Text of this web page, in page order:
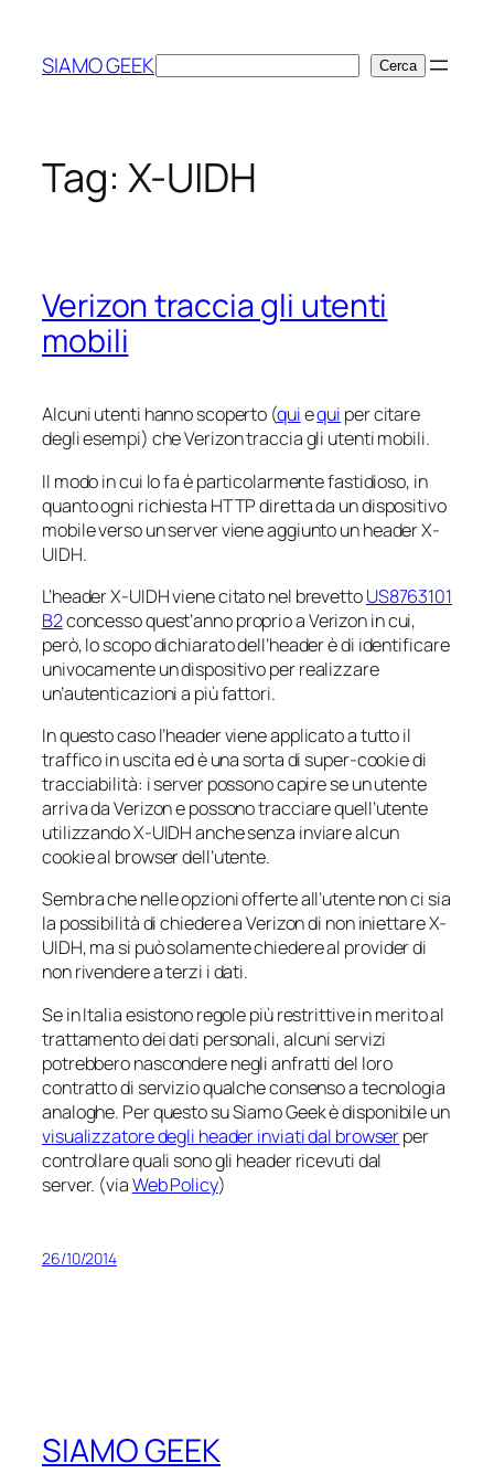
contenuto
SIAMO GEEKCerca Cerca
Tag: X-UIDH
Verizon traccia gli utenti
mobili
Alcuni utenti hanno scoperto (quiequi per citare
degli esempi) che Verizon traccia gli utenti mobili.
Il modo in cui lo fa è particolarmente fastidioso, in
quanto ogni richiesta HTTP diretta da un dispositivo
mobile verso un server viene aggiunto un header X-
UIDH.
L’header X-UIDH viene citato nel brevettoUS8763101
B2concesso quest’anno proprio a Verizon in cui,
però, lo scopo dichiarato dell’header è di identificare
univocamente un dispositivo per realizzare
un’autenticazioni a più fattori.
In questo caso l’header viene applicato a tutto il
traffico in uscita ed è una sorta di super-cookie di
tracciabilità: i server possono capire se un utente
arriva da Verizon e possono tracciare quell’utente
utilizzando X-UIDH anche senza inviare alcun
cookie al browser dell’utente.
Sembra che nelle opzioni offerte all’utente non ci sia
la possibilità di chiedere a Verizon di non iniettare X-
UIDH, ma si può solamente chiedere al provider di
non rivendere a terzi i dati.
Se in Italia esistono regole più restrittive in merito al
trattamento dei dati personali, alcuni servizi
potrebbero nascondere negli anfratti del loro
contratto di servizio qualche consenso a tecnologia
analoghe. Per questo su Siamo Geek è disponibile un
visualizzatore degli header inviati dal browserper
controllare quali sono gli header ricevuti dal
server. (viaWeb Policy)
26/10/2014
SIAMO GEEK